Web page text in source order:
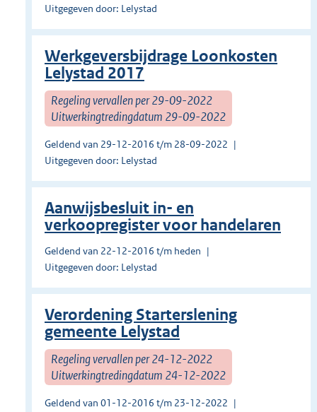
Uitgegeven door: Lelystad
Werkgeversbijdrage Loonkosten
Lelystad 2017
Regeling vervallen per 29-09-2022
Uitwerkingtredingdatum 29-09-2022
Geldend van 29-12-2016 t/m 28-09-2022
Uitgegeven door: Lelystad
Aanwijsbesluit in- en
verkoopregister voor handelaren
Geldend van 22-12-2016 t/m heden
Uitgegeven door: Lelystad
Verordening Starterslening
gemeente Lelystad
Regeling vervallen per 24-12-2022
Uitwerkingtredingdatum 24-12-2022
Geldend van 01-12-2016 t/m 23-12-2022